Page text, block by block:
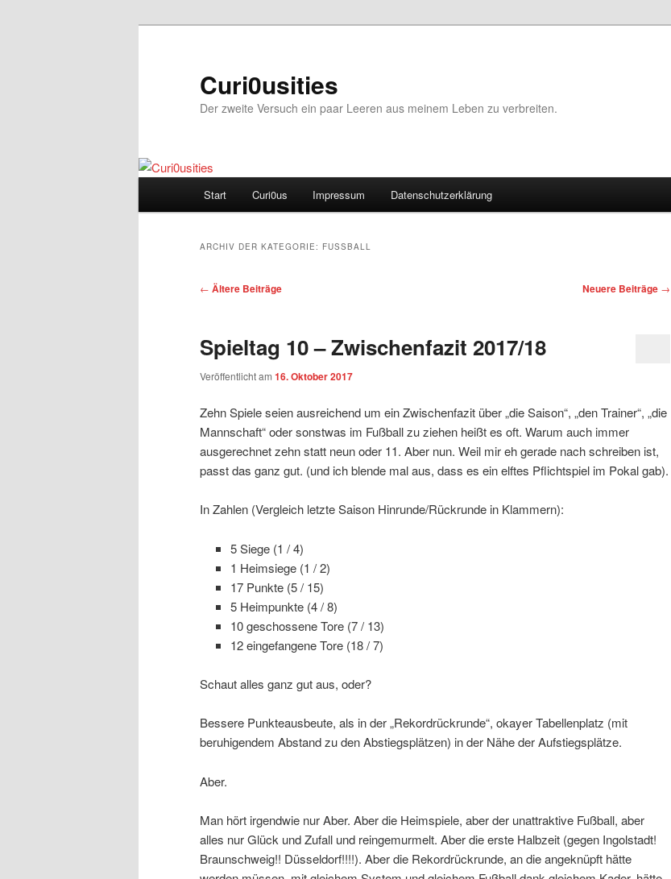
Curi0usities
Der zweite Versuch ein paar Leeren aus meinem Leben zu verbreiten.
Start Curi0us Impressum Datenschutzerklärung
ARCHIV DER KATEGORIE: FUSSBALL
Beitrags-
← Ältere Beiträge Neuere Beiträge →
Spieltag 10 – Zwischenfazit 2017/18
Veröffentlicht am 16. Oktober 2017
Zehn Spiele seien ausreichend um ein Zwischenfazit über „die Saison“, „den Trainer“, „die
Mannschaft“ oder sonstwas im Fußball zu ziehen heißt es oft. Warum auch immer
ausgerechnet zehn statt neun oder 11. Aber nun. Weil mir eh gerade nach schreiben ist,
passt das ganz gut. (und ich blende mal aus, dass es ein elftes Pflichtspiel im Pokal gab).
In Zahlen (Vergleich letzte Saison Hinrunde/Rückrunde in Klammern):
5 Siege (1 / 4)
1 Heimsiege (1 / 2)
17 Punkte (5 / 15)
5 Heimpunkte (4 / 8)
10 geschossene Tore (7 / 13)
12 eingefangene Tore (18 / 7)
Schaut alles ganz gut aus, oder?
Bessere Punkteausbeute, als in der „Rekordrückrunde“, okayer Tabellenplatz (mit
beruhigendem Abstand zu den Abstiegsplätzen) in der Nähe der Aufstiegsplätze.
Aber.
Man hört irgendwie nur Aber. Aber die Heimspiele, aber der unattraktive Fußball, aber
alles nur Glück und Zufall und reingemurmelt. Aber die erste Halbzeit (gegen Ingolstadt!
Braunschweig!! Düsseldorf!!!!). Aber die Rekordrückrunde, an die angeknüpft hätte